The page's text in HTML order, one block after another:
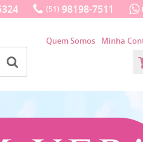
(51) 98198-7511
Quem Somos Minha